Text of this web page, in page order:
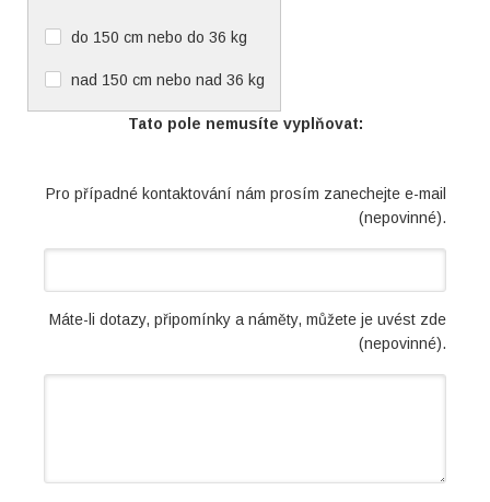
do 150 cm nebo do 36 kg
nad 150 cm nebo nad 36 kg
Tato pole nemusíte vyplňovat:
Pro případné kontaktování nám prosím zanechejte e-mail
(nepovinné).
Máte-li dotazy, připomínky a náměty, můžete je uvést zde
(nepovinné).